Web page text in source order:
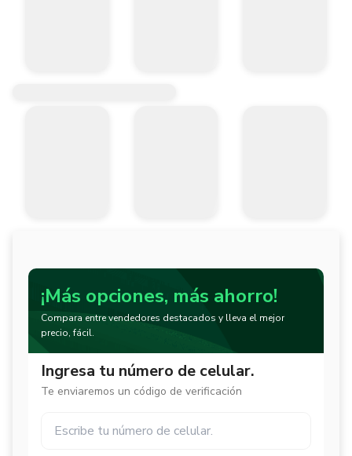
¡Más opciones, más ahorro!
Compara entre vendedores destacados y lleva el mejor
precio, fácil.
Ingresa tu número de celular.
Te enviaremos un código de verificación